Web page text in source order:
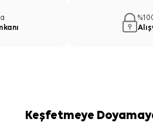
Keşfetmeye